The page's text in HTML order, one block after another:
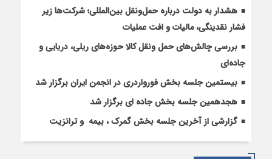
بخش
حمل‌ونقل
جاده‌ای
انجمن
هشدار به دولت درباره حمل‌ونقل بین‌المللی؛ شرکت‌ها زیر
فشار نقدینگی، مالیات و افت عملیات
بررسی چالش‌های حمل ونقل کالا حوزه‌های ریلی، دریایی و
جاده‌ای
بیستمین جلسه بخش فورواردری در انجمن ایران برگزار شد
هجدهمین جلسه بخش جاده ای برگزار شد
گزارشی از آخرین جلسه بخش گمرک ، بیمه و ترانزیت